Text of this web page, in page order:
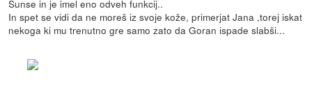
Sunse in je imel eno odveh funkcij..
In spet se vidi da ne moreš iz svoje kože, primerjat Jana ,torej iskat
nekoga ki mu trenutno gre samo zato da Goran ispade slabši...